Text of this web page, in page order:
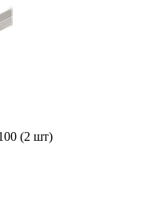
(2 шт)